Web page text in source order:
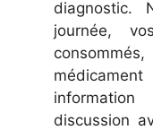
diagnostic.
journée,
discussion